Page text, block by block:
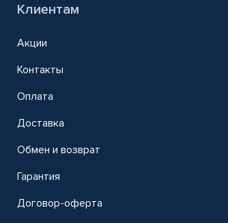
Клиентам
Акции
Контакты
Оплата
Доставка
Обмен и возврат
Гарантия
Договор-оферта